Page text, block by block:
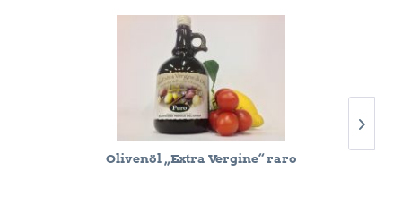
Olivenöl „Extra Vergine“ raro